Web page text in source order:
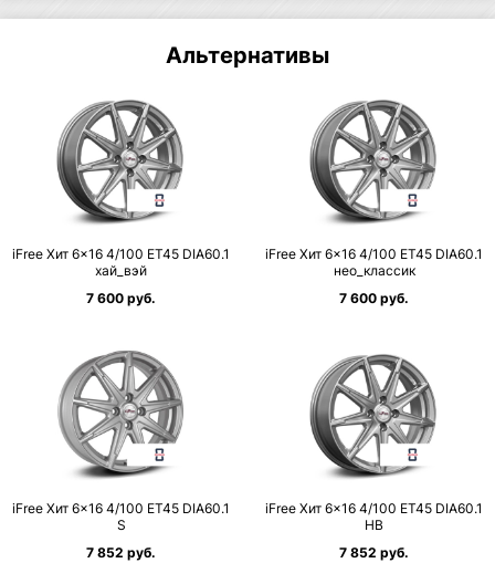
Альтернативы
iFree Хит 6×16 4/100 ET45 DIA60.1
хай_вэй
7 600 руб.
iFree Хит 6×16 4/100 ET45 DIA60.1
нео_классик
7 600 руб.
iFree Хит 6×16 4/100 ET45 DIA60.1
S
7 852 руб.
iFree Хит 6×16 4/100 ET45 DIA60.1
HB
7 852 руб.